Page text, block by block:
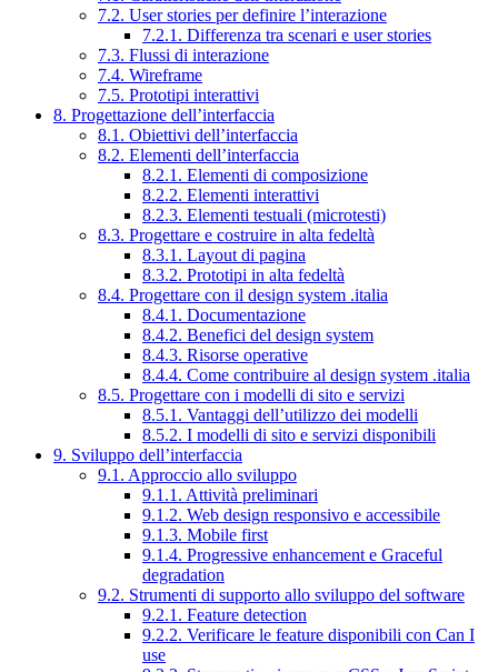
7.2. User stories per definire l’interazione
7.2.1. Differenza tra scenari e user stories
7.3. Flussi di interazione
7.4. Wireframe
7.5. Prototipi interattivi
8. Progettazione dell’interfaccia
8.1. Obiettivi dell’interfaccia
8.2. Elementi dell’interfaccia
8.2.1. Elementi di composizione
8.2.2. Elementi interattivi
8.2.3. Elementi testuali (microtesti)
8.3. Progettare e costruire in alta fedeltà
8.3.1. Layout di pagina
8.3.2. Prototipi in alta fedeltà
8.4. Progettare con il design system .italia
8.4.1. Documentazione
8.4.2. Benefici del design system
8.4.3. Risorse operative
8.4.4. Come contribuire al design system .italia
8.5. Progettare con i modelli di sito e servizi
8.5.1. Vantaggi dell’utilizzo dei modelli
8.5.2. I modelli di sito e servizi disponibili
9. Sviluppo dell’interfaccia
9.1. Approccio allo sviluppo
9.1.1. Attività preliminari
9.1.2. Web design responsivo e accessibile
9.1.3. Mobile first
9.1.4. Progressive enhancement e Graceful
degradation
9.2. Strumenti di supporto allo sviluppo del software
9.2.1. Feature detection
9.2.2. Verificare le feature disponibili con Can I
use